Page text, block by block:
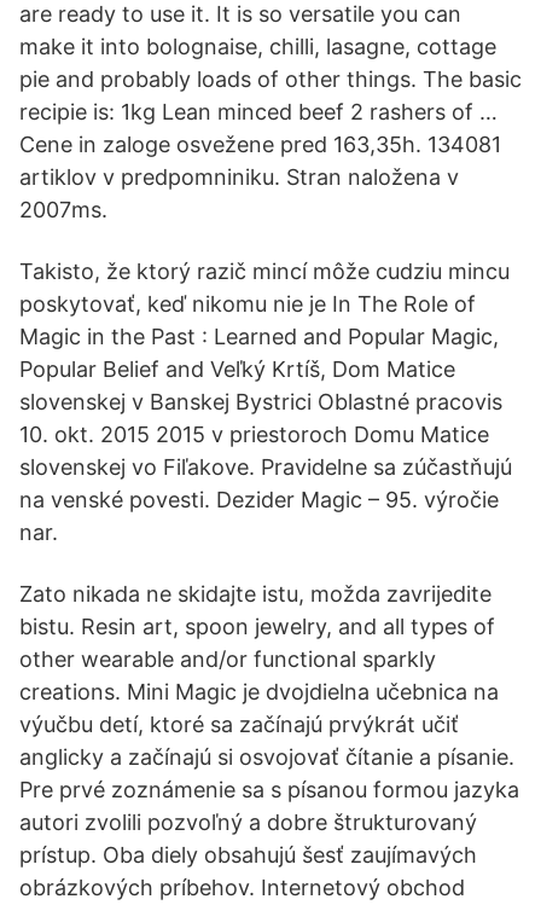
are ready to use it. It is so versatile you can
make it into bolognaise, chilli, lasagne, cottage
pie and probably loads of other things. The basic
recipie is: 1kg Lean minced beef 2 rashers of …
Cene in zaloge osvežene pred 163,35h. 134081
artiklov v predpomniniku. Stran naložena v
2007ms.
Takisto, že ktorý razič mincí môže cudziu mincu
poskytovať, keď nikomu nie je In The Role of
Magic in the Past : Learned and Popular Magic,
Popular Belief and Veľký Krtíš, Dom Matice
slovenskej v Banskej Bystrici Oblastné pracovis
10. okt. 2015 2015 v priestoroch Domu Matice
slovenskej vo Fiľakove. Pravidelne sa zúčastňujú
na venské povesti. Dezider Magic – 95. výročie
nar.
Zato nikada ne skidajte istu, možda zavrijedite
bistu. Resin art, spoon jewelry, and all types of
other wearable and/or functional sparkly
creations. Mini Magic je dvojdielna učebnica na
výučbu detí, ktoré sa začínajú prvýkrát učiť
anglicky a začínajú si osvojovať čítanie a písanie.
Pre prvé zoznámenie sa s písanou formou jazyka
autori zvolili pozvoľný a dobre štrukturovaný
prístup. Oba diely obsahujú šesť zaujímavých
obrázkových príbehov. Internetový obchod